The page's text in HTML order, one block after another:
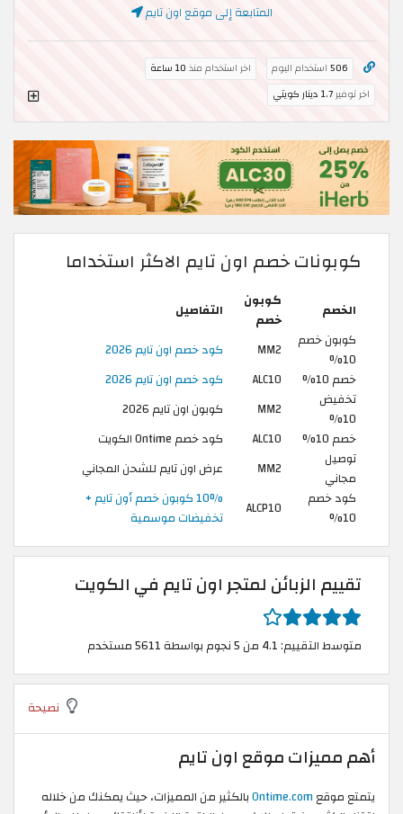
المتابعة إلى موقع اون تايم
506 استخدام اليوم اخر استخدام منذ 10 ساعة
اخر توفير1.7 دينار كويتي
كوبونات خصم اون تايم الاكثر استخداما
الخصم
كوبون
خصم
التفاصيل
كوبون خصم
10%
MM2
كود خصم اون تايم 2026
خصم 10%
ALC10
كود خصم اون تايم 2026
تخفيض
10%
MM2
كوبون اون تايم 2026
خصم 10%
ALC10
كود خصم Ontime الكويت
توصيل
مجاني
MM2
عرض اون تايم للشحن المجاني
كود خصم
10%
ALCP10
10% كوبون خصم أون تايم +
تخفيضات موسمية
تقييم الزبائن لمتجر اون تايم في الكويت
متوسط التقييم: 4.1 من 5 نجوم بواسطة 5611 مستخدم
نصيحة
أهم مميزات موقع اون تايم
يتمتع موقع Ontime.comبالكثير من المميزات، حيث يمكنك من خلاله